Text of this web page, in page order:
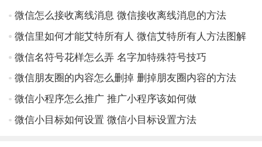
微信怎么接收离线消息 微信接收离线消息的方法
微信里如何才能艾特所有人 微信艾特所有人方法图解
微信名符号花样怎么弄 名字加特殊符号技巧
微信朋友圈的内容怎么删掉 删掉朋友圈内容的方法
微信小程序怎么推广 推广小程序该如何做
微信小目标如何设置 微信小目标设置方法